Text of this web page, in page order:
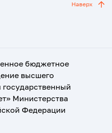
Наверх
бюджетное
высшего
Министерства
Федерации